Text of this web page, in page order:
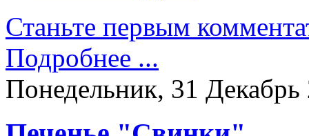
Станьте первым
Подробнее ...
Понедельник, 31